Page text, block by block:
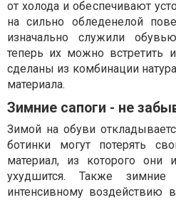
от холода и обеспечивают
на сильно обледенелой
изначально служили
теперь их можно встретить
сделаны из комбинации
материала.
Зимние сапоги - не
Зимой на обуви
ботинки могут потерять
материал, из которого они
ухудшится. Также зимние
интенсивному воздействию